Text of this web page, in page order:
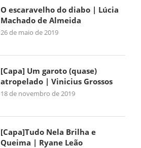
O escaravelho do diabo | Lúcia
Machado de Almeida
26 de maio de 2019
[Capa] Um garoto (quase)
atropelado | Vinicius Grossos
18 de novembro de 2019
[Capa]Tudo Nela Brilha e
Queima | Ryane Leão